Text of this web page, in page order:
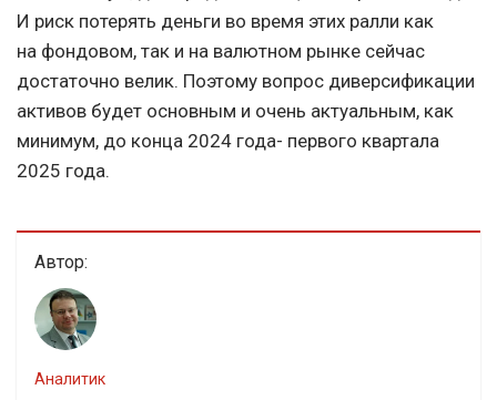
И риск потерять деньги во время этих ралли как
на фондовом, так и на валютном рынке сейчас
достаточно велик. Поэтому вопрос диверсификации
активов будет основным и очень актуальным, как
минимум, до конца 2024 года- первого квартала
2025 года.
Автор:
Аналитик